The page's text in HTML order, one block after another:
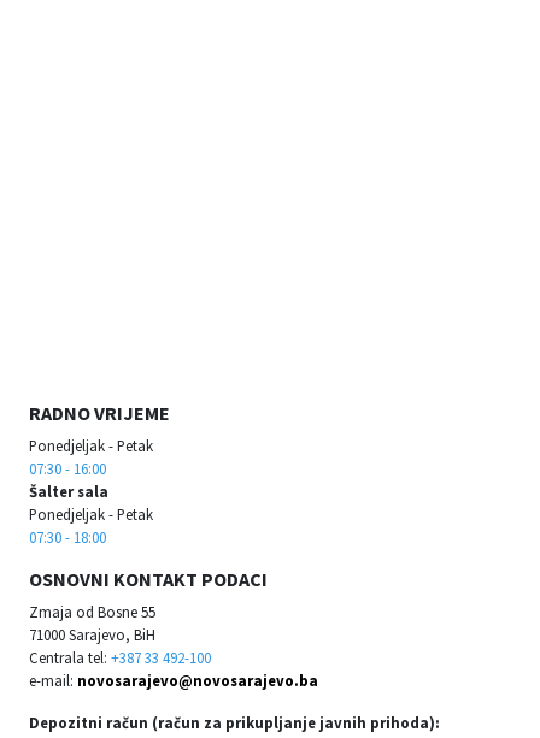
RADNO VRIJEME
Ponedjeljak - Petak
07:30 - 16:00
Šalter sala
Ponedjeljak - Petak
07:30 - 18:00
OSNOVNI KONTAKT PODACI
Zmaja od Bosne 55
71000 Sarajevo, BiH
Centrala tel: +387 33 492-100
e-mail: novosarajevo@novosarajevo.ba
Depozitni račun (račun za prikupljanje javnih prihoda):